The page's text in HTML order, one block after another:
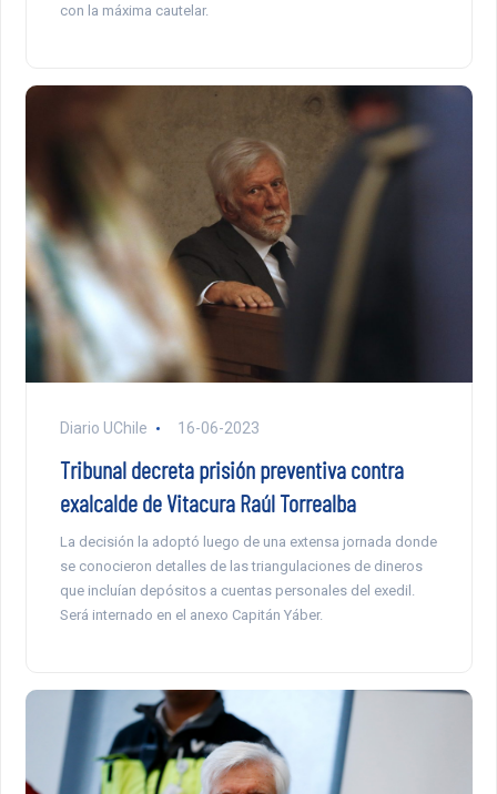
con la máxima cautelar.
Diario UChile 16-06-2023
Tribunal decreta prisión preventiva contra
exalcalde de Vitacura Raúl Torrealba
La decisión la adoptó luego de una extensa jornada donde
se conocieron detalles de las triangulaciones de dineros
que incluían depósitos a cuentas personales del exedil.
Será internado en el anexo Capitán Yáber.